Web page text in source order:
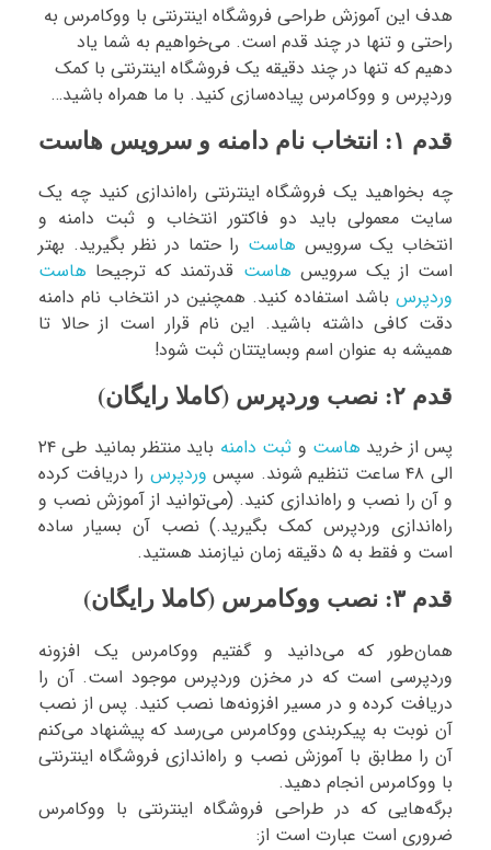
هدف این آموزش طراحی فروشگاه اینترنتی با ووکامرس به
راحتی و تنها در چند قدم است. می‌خواهیم به شما یاد
دهیم که تنها در چند دقیقه یک فروشگاه اینترنتی با کمک
وردپرس و ووکامرس پیاده‌سازی کنید. با ما همراه باشید…
قدم ۱: انتخاب نام دامنه و سرویس هاست
چه بخواهید یک فروشگاه اینترنتی راه‌اندازی کنید چه یک
سایت معمولی باید دو فاکتور انتخاب و ثبت دامنه و
انتخاب یک سرویس هاست را حتما در نظر بگیرید. بهتر
است از یک سرویس هاست قدرتمند که ترجیحا هاست
وردپرس باشد استفاده کنید. همچنین در انتخاب نام دامنه
دقت کافی داشته باشید. این نام قرار است از حالا تا
همیشه به عنوان اسم وبسایتتان ثبت شود!
قدم ۲: نصب وردپرس (کاملا رایگان)
پس از خرید هاست و ثبت دامنه
باید منتظر بمانید طی ۲۴
الی ۴۸ ساعت تنظیم شوند. سپس
وردپرس را دریافت کرده
و آن را نصب و راه‌اندازی کنید. (می‌توانید از آموزش نصب و
راه‌اندازی وردپرس کمک بگیرید.) نصب آن بسیار ساده
است و فقط به ۵ دقیقه زمان نیازمند هستید.
قدم ۳: نصب ووکامرس (کاملا رایگان)
همان‌طور که می‌دانید و گفتیم ووکامرس یک افزونه
وردپرسی است که در مخزن وردپرس موجود است. آن را
دریافت کرده و در مسیر افزونه‌ها نصب کنید. پس از نصب
آن نوبت به پیکربندی ووکامرس می‌رسد که پیشنهاد می‌کنم
آن را مطابق با آموزش نصب و راه‌اندازی فروشگاه اینترنتی
با ووکامرس انجام دهید.
برگه‌هایی که در طراحی فروشگاه اینترنتی با ووکامرس
ضروری است عبارت است از: